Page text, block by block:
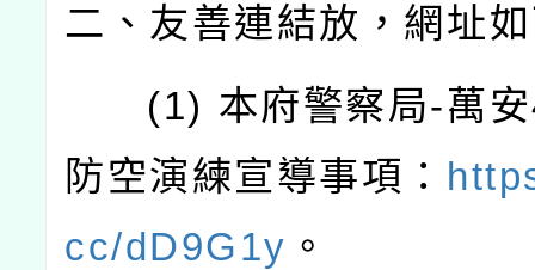
二、友善連結放，網址
(1) 本府警察局-萬安
防空演練宣導事項：
cc/dD9G1y 。